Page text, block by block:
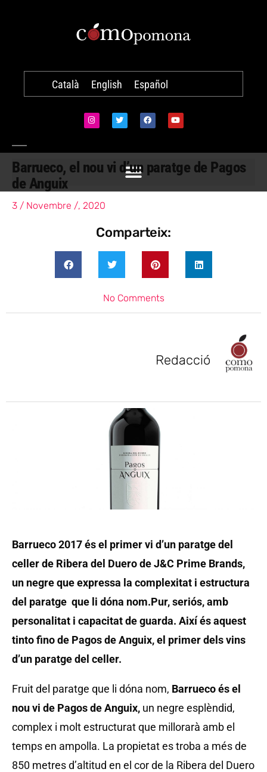
Català English Español
Barrueco, el nou vi d’un paratge de Pagos
de Anguix
3 / Novembre /, 2020
Comparteix:
No Comments
Redacció
Barrueco 2017 és el primer vi d’un paratge del
celler de Ribera del Duero de J&C Prime Brands,
un negre que expressa la complexitat i estructura
del paratge que li dóna nom.Pur, seriós, amb
personalitat i capacitat de guarda. Així és aquest
tinto fino de Pagos de Anguix, el primer dels vins
d’un paratge del celler.
Fruit del paratge que li dóna nom, Barrueco és el
nou vi de Pagos de Anguix, un negre esplèndid,
complex i molt estructurat que millorarà amb el
temps en ampolla. La propietat es troba a més de
850 metres d’altitud en el cor de la Ribera del Duero